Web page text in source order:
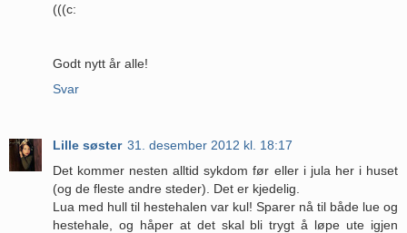
(((c:
Godt nytt år alle!
Svar
Lille søster 31. desember 2012 kl. 18:17
Det kommer nesten alltid sykdom før eller i jula her i huset
(og de fleste andre steder). Det er kjedelig.
Lua med hull til hestehalen var kul! Sparer nå til både lue og
hestehale, og håper at det skal bli trygt å løpe ute igjen